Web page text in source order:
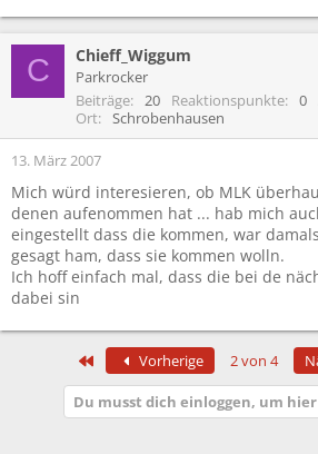
C Chieff_Wiggum
Parkrocker
Beiträge
20 Reaktionspunkte 0
Ort
Schrobenhausen
13. März 2007
Mich würd interesieren, ob MLK
denen aufenommen hat ... hab mich
eingestellt dass die kommen, war
gesagt ham, dass sie kommen wolln.
Ich hoff einfach mal, dass die bei de
dabei sin
Erste Vorherige 2 von 4
Du musst dich einloggen, um